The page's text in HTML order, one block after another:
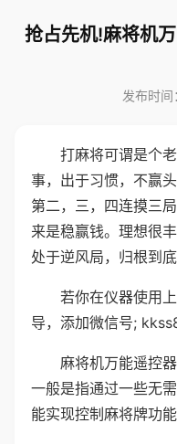
抢占先机!麻将机
发布时
打麻将可谓是个
事，出于习惯，不赢
第二，三，四连摸三
来是稳赢钱。理想很
处于逆风局，归根到底
若你在仪器使用
导，添加微信号;
麻将机万能遥控
一般是指通过一些无
能实现控制麻将牌功